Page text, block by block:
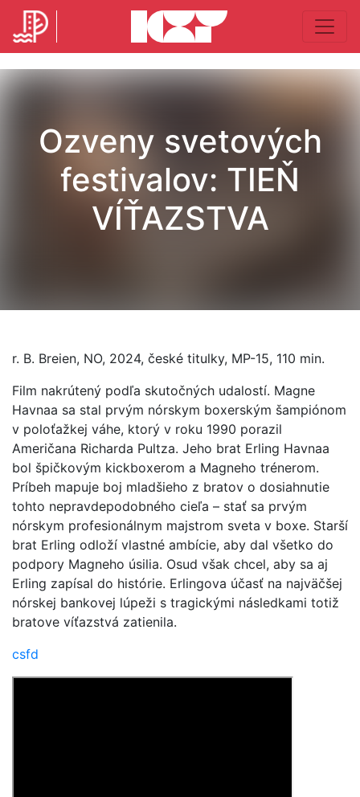
Ozveny svetových
festivalov: TIEŇ
VÍŤAZSTVA
r. B. Breien, NO, 2024, české titulky, MP-15, 110 min.
Film nakrútený podľa skutočných udalostí. Magne
Havnaa sa stal prvým nórskym boxerským šampiónom
v poloťažkej váhe, ktorý v roku 1990 porazil
Američana Richarda Pultza. Jeho brat Erling Havnaa
bol špičkovým kickboxerom a Magneho trénerom.
Príbeh mapuje boj mladšieho z bratov o dosiahnutie
tohto nepravdepodobného cieľa – stať sa prvým
nórskym profesionálnym majstrom sveta v boxe. Starší
brat Erling odloží vlastné ambície, aby dal všetko do
podpory Magneho úsilia. Osud však chcel, aby sa aj
Erling zapísal do histórie. Erlingova účasť na najväčšej
nórskej bankovej lúpeži s tragickými následkami totiž
bratove víťazstvá zatienila.
csfd